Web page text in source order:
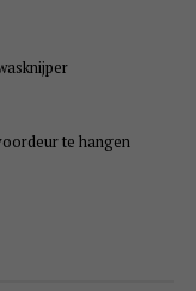
te hangen